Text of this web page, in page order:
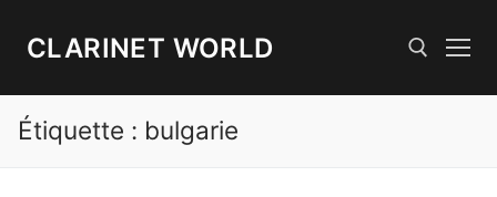
CLARINET WORLD
Rechercher :
Étiquette : bulgarie